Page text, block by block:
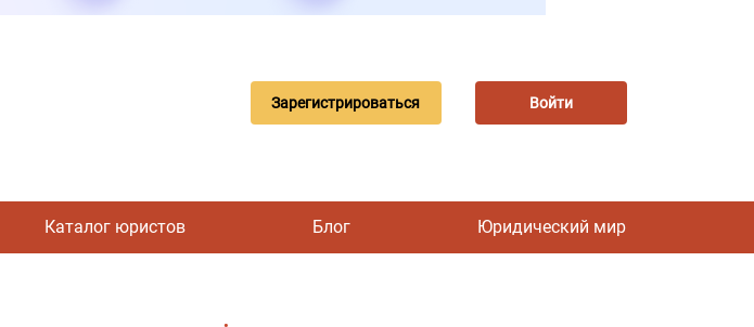
Зарегистрироваться Войти
Каталог юристов Блог Юридический мир